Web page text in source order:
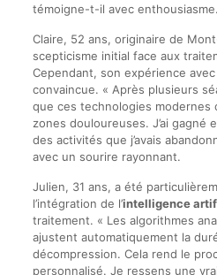
témoigne-t-il avec enthousiasme.
Claire, 52 ans, originaire de
scepticisme initial face aux
Cependant, son expérience avec
convaincue. « Après plusieurs
que ces technologies modernes
zones douloureuses. J’ai gagné
des activités que j’avais
avec un sourire rayonnant.
Julien, 31 ans, a été
l’intégration de l’intelligence
traitement. « Les algorithmes
ajustent automatiquement la
décompression. Cela rend le
personnalisé. Je ressens une